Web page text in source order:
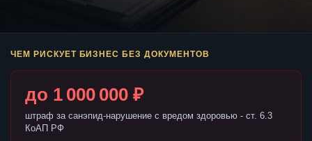
ЧЕМ РИСКУЕТ БИЗНЕС БЕЗ ДОКУМЕНТОВ
до 1 000 000 ₽
штраф за санэпид-нарушение с вредом здоровью - ст. 6.3
КоАП РФ